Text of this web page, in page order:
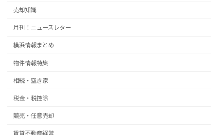
売却知識
月刊！ニュースレター
横浜情報まとめ
物件情報特集
相続・空き家
税金・税控除
競売・任意売却
賃貸不動産経営